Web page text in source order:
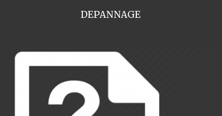
DEPANNAGE